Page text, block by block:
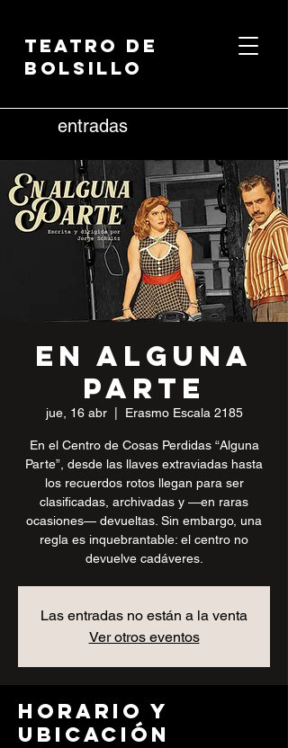
entradas
Teatro de
Bolsillo
En Alguna
Parte
jue, 16 abr
  |
Erasmo Escala 2185
En el Centro de Cosas Perdidas “Alguna
Parte”, desde las llaves extraviadas hasta
los recuerdos rotos llegan para ser
clasificadas, archivadas y —en raras
ocasiones— devueltas. Sin embargo, una
regla es inquebrantable: el centro no
devuelve cadáveres.
Las entradas no están a la venta
Ver otros eventos
Horario y
ubicación